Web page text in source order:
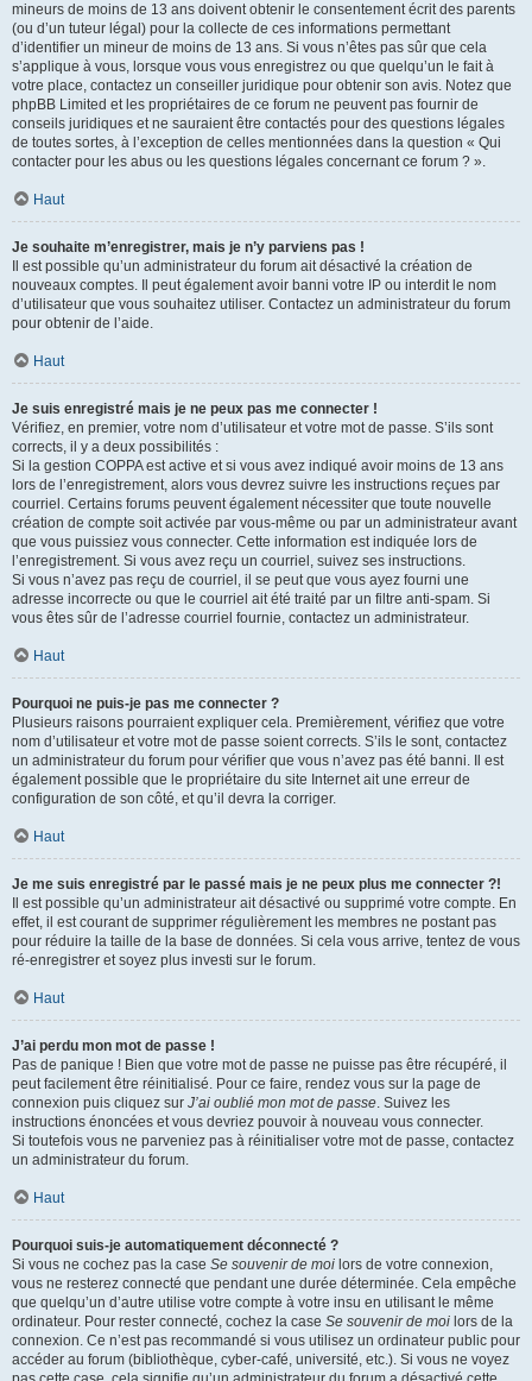
mineurs de moins de 13 ans doivent obtenir le consentement écrit des parents
(ou d’un tuteur légal) pour la collecte de ces informations permettant
d’identifier un mineur de moins de 13 ans. Si vous n’êtes pas sûr que cela
s’applique à vous, lorsque vous vous enregistrez ou que quelqu’un le fait à
votre place, contactez un conseiller juridique pour obtenir son avis. Notez que
phpBB Limited et les propriétaires de ce forum ne peuvent pas fournir de
conseils juridiques et ne sauraient être contactés pour des questions légales
de toutes sortes, à l’exception de celles mentionnées dans la question « Qui
contacter pour les abus ou les questions légales concernant ce forum ? ».
Haut
Je souhaite m’enregistrer, mais je n’y parviens pas !
Il est possible qu’un administrateur du forum ait désactivé la création de
nouveaux comptes. Il peut également avoir banni votre IP ou interdit le nom
d’utilisateur que vous souhaitez utiliser. Contactez un administrateur du forum
pour obtenir de l’aide.
Haut
Je suis enregistré mais je ne peux pas me connecter !
Vérifiez, en premier, votre nom d’utilisateur et votre mot de passe. S’ils sont
corrects, il y a deux possibilités :
Si la gestion COPPA est active et si vous avez indiqué avoir moins de 13 ans
lors de l’enregistrement, alors vous devrez suivre les instructions reçues par
courriel. Certains forums peuvent également nécessiter que toute nouvelle
création de compte soit activée par vous-même ou par un administrateur avant
que vous puissiez vous connecter. Cette information est indiquée lors de
l’enregistrement. Si vous avez reçu un courriel, suivez ses instructions.
Si vous n’avez pas reçu de courriel, il se peut que vous ayez fourni une
adresse incorrecte ou que le courriel ait été traité par un filtre anti-spam. Si
vous êtes sûr de l’adresse courriel fournie, contactez un administrateur.
Haut
Pourquoi ne puis-je pas me connecter ?
Plusieurs raisons pourraient expliquer cela. Premièrement, vérifiez que votre
nom d’utilisateur et votre mot de passe soient corrects. S’ils le sont, contactez
un administrateur du forum pour vérifier que vous n’avez pas été banni. Il est
également possible que le propriétaire du site Internet ait une erreur de
configuration de son côté, et qu’il devra la corriger.
Haut
Je me suis enregistré par le passé mais je ne peux plus me connecter ?!
Il est possible qu’un administrateur ait désactivé ou supprimé votre compte. En
effet, il est courant de supprimer régulièrement les membres ne postant pas
pour réduire la taille de la base de données. Si cela vous arrive, tentez de vous
ré-enregistrer et soyez plus investi sur le forum.
Haut
J’ai perdu mon mot de passe !
Pas de panique ! Bien que votre mot de passe ne puisse pas être récupéré, il
peut facilement être réinitialisé. Pour ce faire, rendez vous sur la page de
connexion puis cliquez sur J’ai oublié mon mot de passe. Suivez les
instructions énoncées et vous devriez pouvoir à nouveau vous connecter.
Si toutefois vous ne parveniez pas à réinitialiser votre mot de passe, contactez
un administrateur du forum.
Haut
Pourquoi suis-je automatiquement déconnecté ?
Si vous ne cochez pas la case Se souvenir de moi lors de votre connexion,
vous ne resterez connecté que pendant une durée déterminée. Cela empêche
que quelqu’un d’autre utilise votre compte à votre insu en utilisant le même
ordinateur. Pour rester connecté, cochez la case Se souvenir de moi lors de la
connexion. Ce n’est pas recommandé si vous utilisez un ordinateur public pour
accéder au forum (bibliothèque, cyber-café, université, etc.). Si vous ne voyez